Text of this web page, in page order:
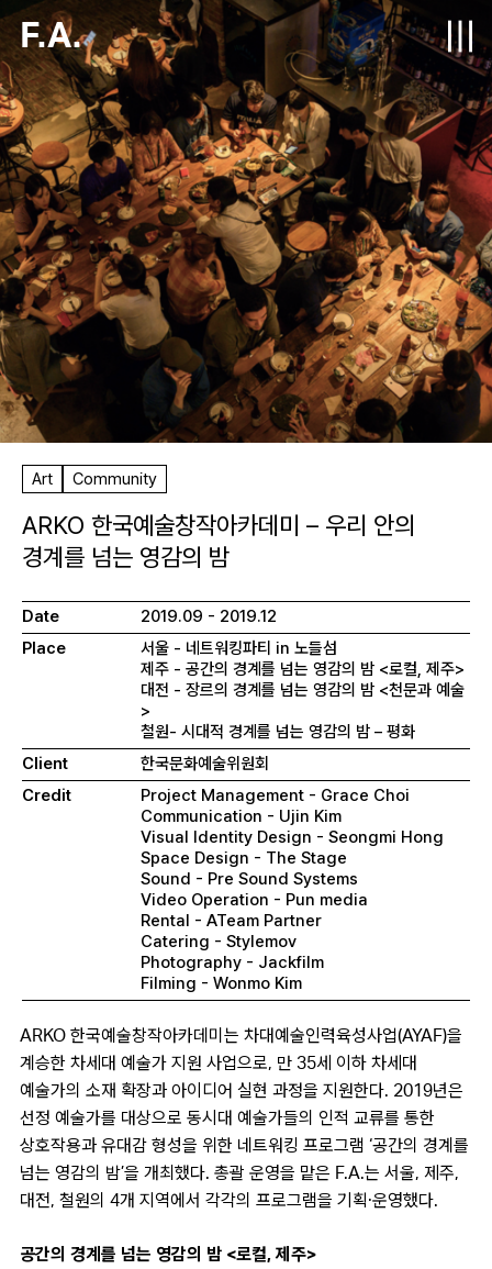
F.A.
Art Community
ARKO 한국예술창작아카데미 – 우리 안의
경계를 넘는 영감의 밤
Date
2019.09 - 2019.12
Place
서울 - 네트워킹파티 in 노들섬
제주 - 공간의 경계를 넘는 영감의 밤 <로컬, 제주>
대전 - 장르의 경계를 넘는 영감의 밤 <천문과 예술
>
철원- 시대적 경계를 넘는 영감의 밤 – 평화
Client
한국문화예술위원회
Credit
Project Management - Grace Choi
Communication - Ujin Kim
Visual Identity Design - Seongmi Hong
Space Design - The Stage
Sound - Pre Sound Systems
Video Operation - Pun media
Rental - ATeam Partner
Catering - Stylemov
Photography - Jackfilm
Filming - Wonmo Kim
ARKO 한국예술창작아카데미는 차대예술인력육성사업(AYAF)을
계승한 차세대 예술가 지원 사업으로, 만 35세 이하 차세대
예술가의 소재 확장과 아이디어 실현 과정을 지원한다. 2019년은
선정 예술가를 대상으로 동시대 예술가들의 인적 교류를 통한
상호작용과 유대감 형성을 위한 네트워킹 프로그램 ‘공간의 경계를
넘는 영감의 밤’을 개최했다. 총괄 운영을 맡은 F.A.는 서울, 제주,
대전, 철원의 4개 지역에서 각각의 프로그램을 기획·운영했다.
공간의 경계를 넘는 영감의 밤 <로컬, 제주>